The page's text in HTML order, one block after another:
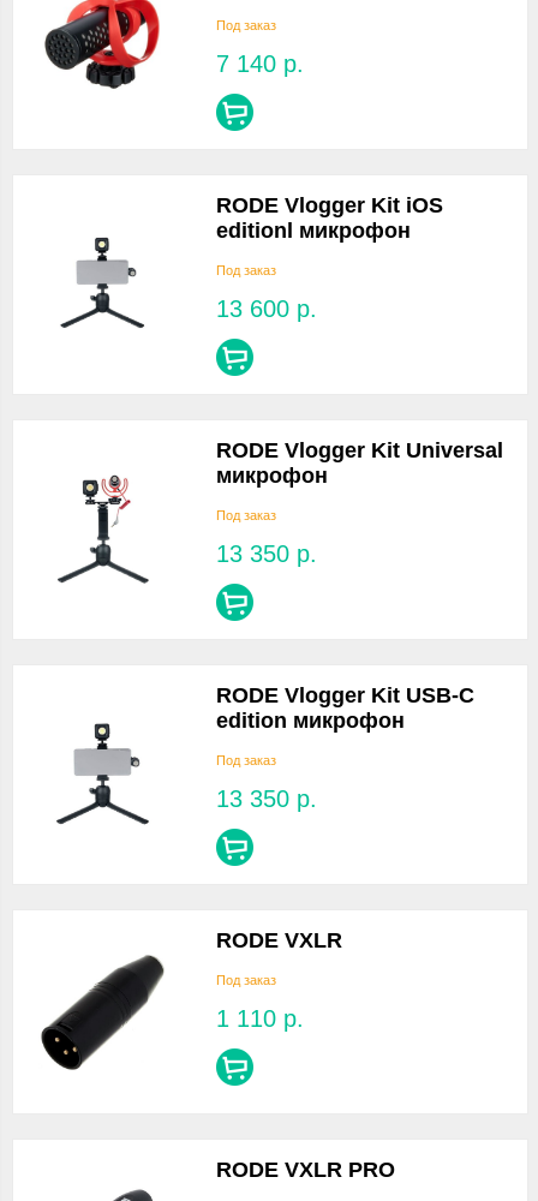
Под заказ
7 140 р.
RODE Vlogger Kit iOS
editionl микрофон
Под заказ
13 600 р.
RODE Vlogger Kit Universal
микрофон
Под заказ
13 350 р.
RODE Vlogger Kit USB-C
edition микрофон
Под заказ
13 350 р.
RODE VXLR
Под заказ
1 110 р.
RODE VXLR PRO